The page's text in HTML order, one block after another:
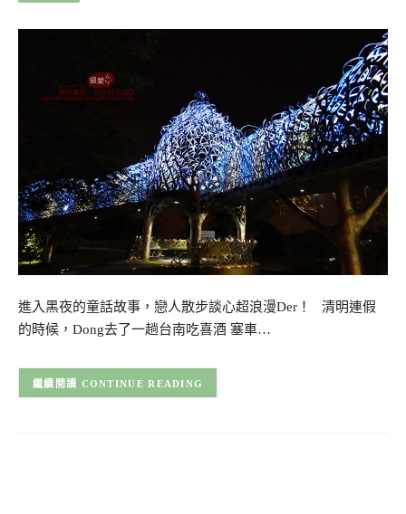
進入黑夜的童話故事，戀人散步談心超浪漫Der！ 清明連假
的時候，Dong去了一趟台南吃喜酒 塞車…
CONTINUE READING